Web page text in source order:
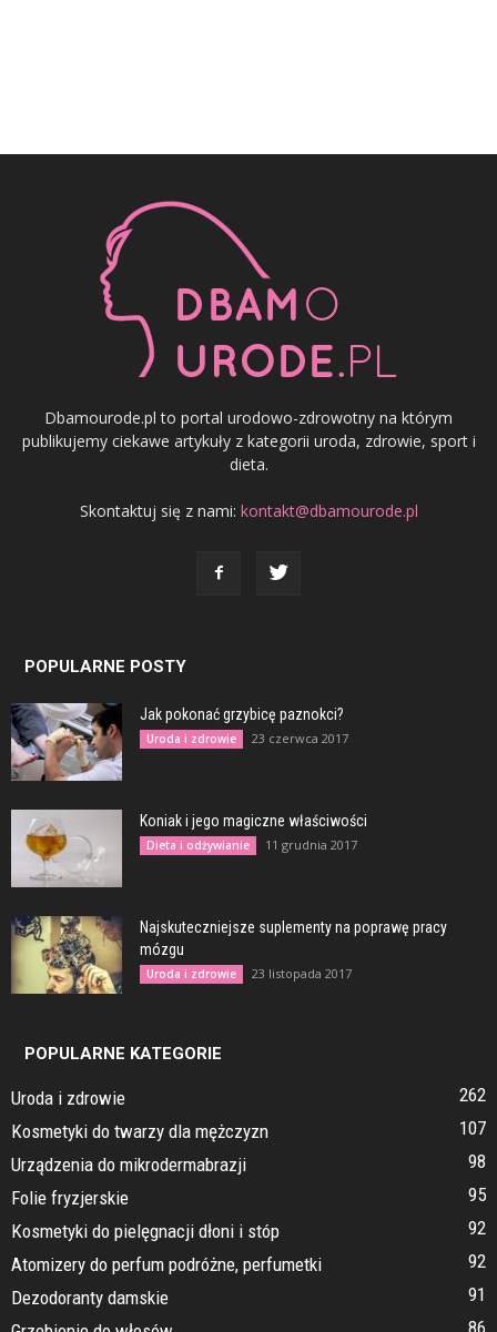
Dbamourode.pl to portal urodowo-zdrowotny na którym
publikujemy ciekawe artykuły z kategorii uroda, zdrowie, sport i
dieta.
Skontaktuj się z nami: kontakt@dbamourode.pl
POPULARNE POSTY
Jak pokonać grzybicę paznokci?
Uroda i zdrowie 23 czerwca 2017
Koniak i jego magiczne właściwości
Dieta i odżywianie 11 grudnia 2017
Najskuteczniejsze suplementy na poprawę pracy
mózgu
Uroda i zdrowie 23 listopada 2017
POPULARNE KATEGORIE
Uroda i zdrowie
262
Kosmetyki do twarzy dla mężczyzn
107
Urządzenia do mikrodermabrazji
98
Folie fryzjerskie
95
Kosmetyki do pielęgnacji dłoni i stóp
92
Atomizery do perfum podróżne, perfumetki
92
Dezodoranty damskie
91
86